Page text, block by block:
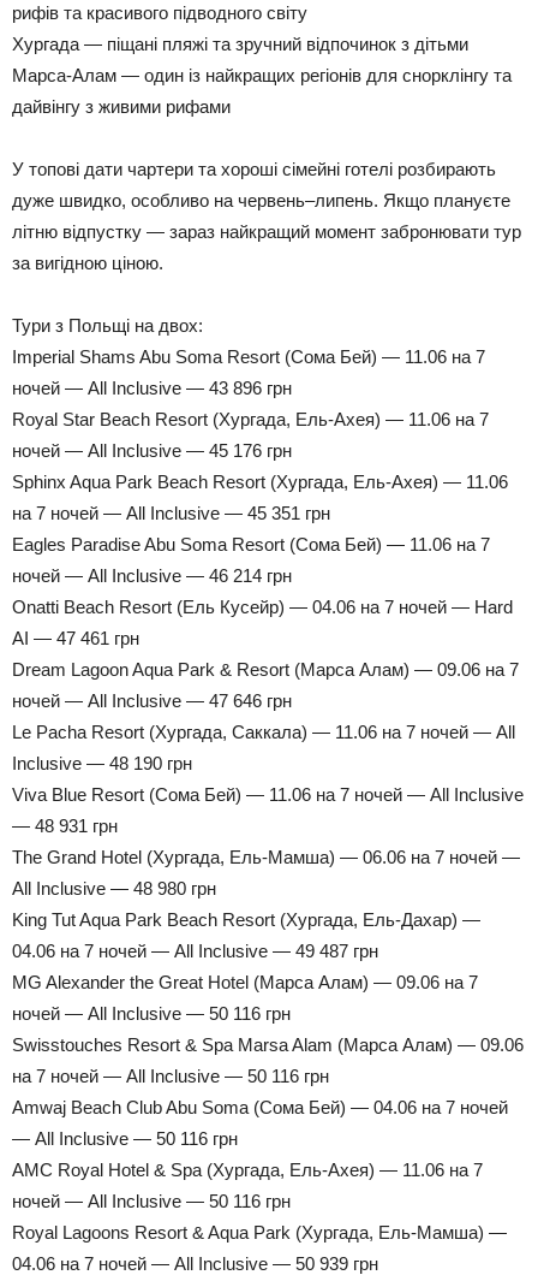
рифів та красивого підводного світу
Хургада — піщані пляжі та зручний відпочинок з дітьми
Марса-Алам — один із найкращих регіонів для снорклінгу та
дайвінгу з живими рифами
У топові дати чартери та хороші сімейні готелі розбирають
дуже швидко, особливо на червень–липень. Якщо плануєте
літню відпустку — зараз найкращий момент забронювати тур
за вигідною ціною.
Тури з Польщі на двох:
Imperial Shams Abu Soma Resort (Сома Бей) — 11.06 на 7
ночей — All Inclusive — 43 896 грн
Royal Star Beach Resort (Хургада, Ель-Ахея) — 11.06 на 7
ночей — All Inclusive — 45 176 грн
Sphinx Aqua Park Beach Resort (Хургада, Ель-Ахея) — 11.06
на 7 ночей — All Inclusive — 45 351 грн
Eagles Paradise Abu Soma Resort (Сома Бей) — 11.06 на 7
ночей — All Inclusive — 46 214 грн
Onatti Beach Resort (Ель Кусейр) — 04.06 на 7 ночей — Hard
AI — 47 461 грн
Dream Lagoon Aqua Park & Resort (Марса Алам) — 09.06 на 7
ночей — All Inclusive — 47 646 грн
Le Pacha Resort (Хургада, Саккала) — 11.06 на 7 ночей — All
Inclusive — 48 190 грн
Viva Blue Resort (Сома Бей) — 11.06 на 7 ночей — All Inclusive
— 48 931 грн
The Grand Hotel (Хургада, Ель-Мамша) — 06.06 на 7 ночей —
All Inclusive — 48 980 грн
King Tut Aqua Park Beach Resort (Хургада, Ель-Дахар) —
04.06 на 7 ночей — All Inclusive — 49 487 грн
MG Alexander the Great Hotel (Марса Алам) — 09.06 на 7
ночей — All Inclusive — 50 116 грн
Swisstouches Resort & Spa Marsa Alam (Марса Алам) — 09.06
на 7 ночей — All Inclusive — 50 116 грн
Amwaj Beach Club Abu Soma (Сома Бей) — 04.06 на 7 ночей
— All Inclusive — 50 116 грн
AMC Royal Hotel & Spa (Хургада, Ель-Ахея) — 11.06 на 7
ночей — All Inclusive — 50 116 грн
Royal Lagoons Resort & Aqua Park (Хургада, Ель-Мамша) —
04.06 на 7 ночей — All Inclusive — 50 939 грн